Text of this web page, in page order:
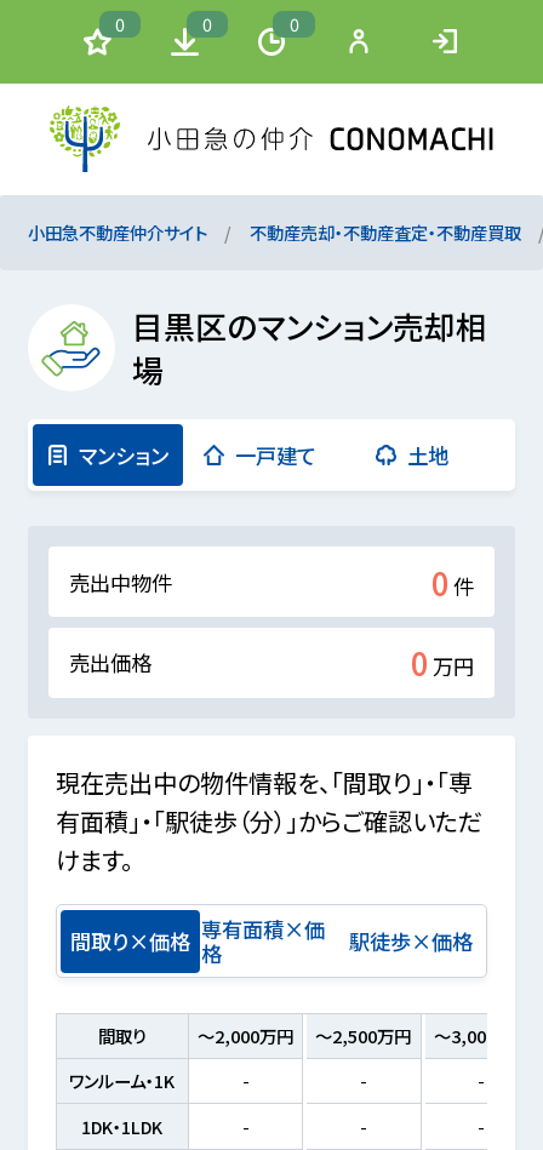
0 0 0
小田急不動産仲介サイト 不動産売却・不動産査定・不動産買取
目黒区のマンション売却相
場
マンション 一戸建て 土地
売出中物件 0 件
売出価格 0 万円
現在売出中の物件情報を、「間取り」・「専
有面積」・「駅徒歩（分）」からご確認いただ
けます。
間取り×価格 専有面積×価
格
駅徒歩×価格
間取り
ワンルーム・1K
1DK・1LDK
～2,000万円
-
-
～2,500万円
-
-
～3,000万円
-
-